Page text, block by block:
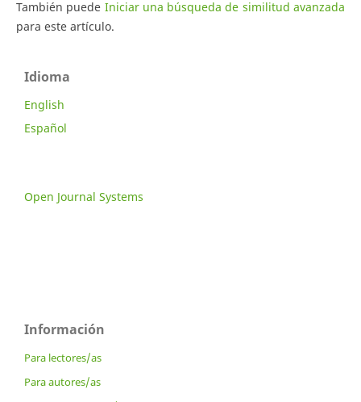
También puede Iniciar una búsqueda de similitud avanzada
para este artículo.
Idioma
English
Español
Open Journal Systems
Información
Para lectores/as
Para autores/as